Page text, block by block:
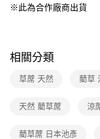
3.完整用戶服務條款，請
※此為合作廠商出貨
相關分類
草蓆 天然 藺草
天然 藺草蓆 涼
藺草蓆 日本池彥